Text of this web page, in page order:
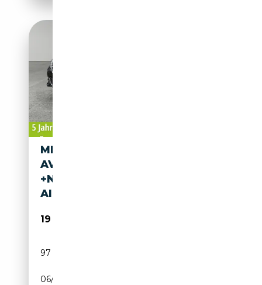
MERCEDES-BENZ E 250
AVANTGARDE
+NAVI+SHZG+PDC+ACC+LED+
AIRMATIC+
19 990€
97 119 km
06/2015